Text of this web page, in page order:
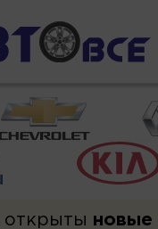
открыты новые